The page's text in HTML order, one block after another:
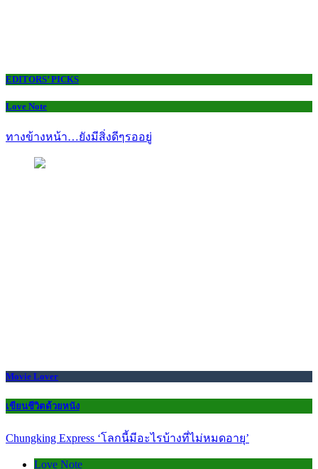
EDITORS’ PICKS
Love Note
ทางข้างหน้า…ยังมีสิ่งดีๆรออยู่
Movie Lover
เขียนชีวิตด้วยหนัง
Chungking Express ‘โลกนี้มีอะไรบ้างที่ไม่หมดอายุ’
Love Note